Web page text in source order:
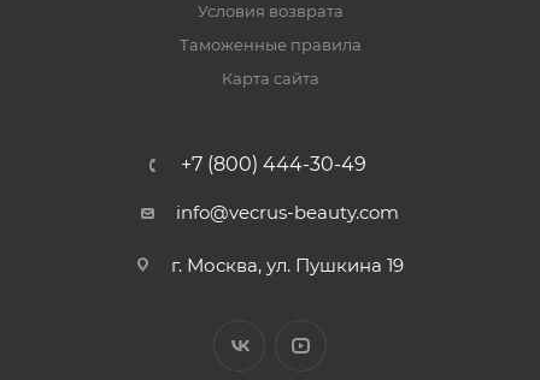
Условия возврата
Таможенные правила
Карта сайта
+7 (800) 444-30-49
info@vecrus-beauty.com
г. Москва, ул. Пушкина 19